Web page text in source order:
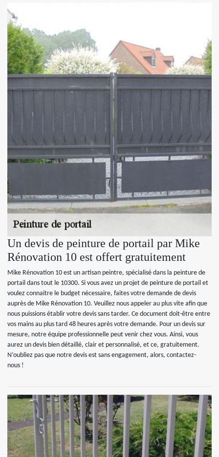
Un devis de peinture de portail par Mike
Rénovation 10 est offert gratuitement
Mike Rénovation 10 est un artisan peintre, spécialisé dans la peinture de
portail dans tout le 10300. Si vous avez un projet de peinture de portail et
voulez connaitre le budget nécessaire, faites votre demande de devis
auprès de Mike Rénovation 10. Veuillez nous appeler au plus vite afin que
nous puissions établir votre devis sans tarder. Ce document doit-être entre
vos mains au plus tard 48 heures après votre demande. Pour un devis sur
mesure, notre équipe professionnelle peut venir chez vous. Ainsi, vous
aurez un devis bien détaillé, clair et personnalisé, et ce, gratuitement.
N’oubliez pas que notre devis est sans engagement, alors, contactez-
nous !